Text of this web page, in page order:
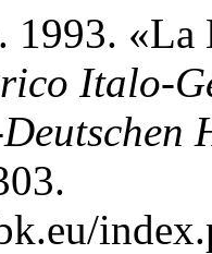
1993. «La
Italo-